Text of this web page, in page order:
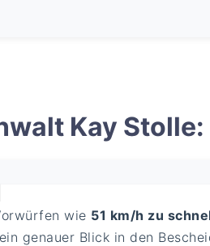
Kay Stolle:
wie 51 km/h zu
genauer Blick in den